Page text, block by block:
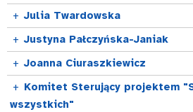
+ Julia Twardowska
+ Justyna Pałczyńska-Janiak
+ Joanna Ciuraszkiewicz
+ Komitet Sterujący projektem
wszystkich"